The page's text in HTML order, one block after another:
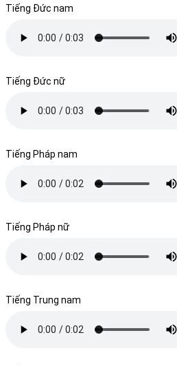
Tiếng Đức nam
Tiếng Đức nữ
Tiếng Pháp nam
Tiếng Pháp nữ
Tiếng Trung nam